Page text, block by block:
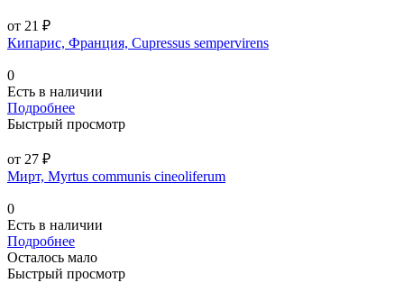
от 21 ₽
Кипарис, Франция, Cupressus sempervirens
0
Есть в наличии
Подробнее
Быстрый просмотр
от 27 ₽
Мирт, Myrtus communis cineoliferum
0
Есть в наличии
Подробнее
Осталось мало
Быстрый просмотр